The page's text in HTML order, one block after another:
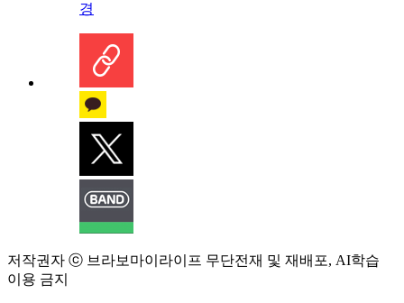
경
저작권자 ⓒ 브라보마이라이프 무단전재 및 재배포, AI학습
이용 금지